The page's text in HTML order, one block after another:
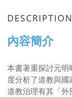
DESCRIPTION
內容簡介
本書著重探討元明
度分析了道教與國
道教治理有其「